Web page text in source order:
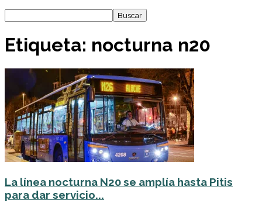
Etiqueta: nocturna n20
La línea nocturna N20 se amplía hasta Pitis
para dar servicio...